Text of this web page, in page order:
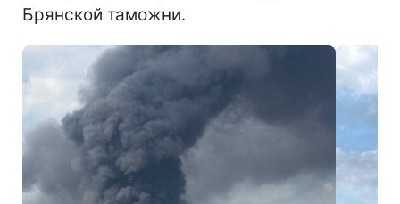
Брянской таможни.